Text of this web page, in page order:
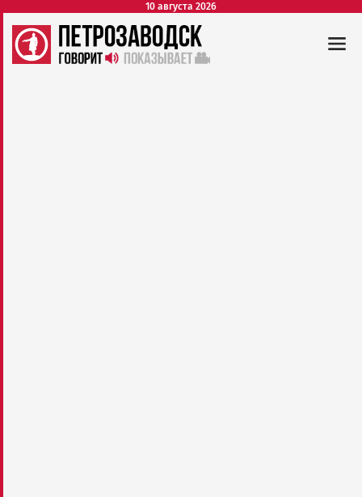
10 августа 2026